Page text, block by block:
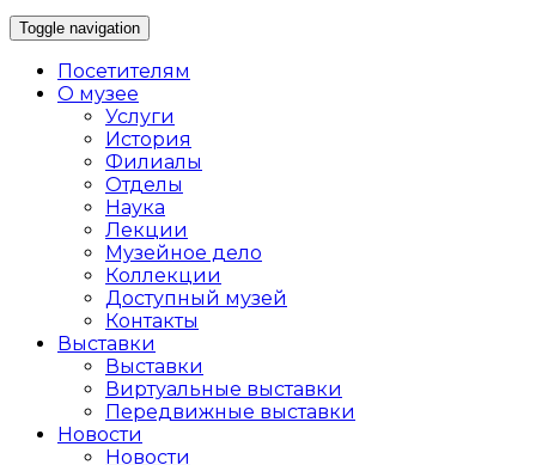
Toggle navigation
Посетителям
О музее
Услуги
История
Филиалы
Отделы
Наука
Лекции
Музейное дело
Коллекции
Доступный музей
Контакты
Выставки
Выставки
Виртуальные выставки
Передвижные выставки
Новости
Новости